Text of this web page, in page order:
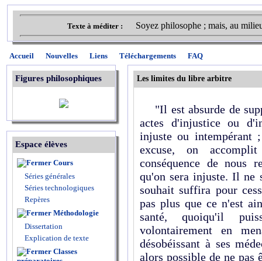
Texte à méditer : Soyez philosophe ; mais, au
Accueil Nouvelles Liens Téléchargements FAQ
Figures philosophiques
Espace élèves
Cours
Séries générales
Séries technologiques
Repères
Méthodologie
Dissertation
Explication de texte
Classes
Les limites du libre arbitre
"Il est absurde de
actes d'injustice ou
injuste ou intempérant
excuse, on
conséquence de nous
qu'on sera injuste. Il ne
souhait suffira pour
pas plus que ce n'est
santé, quoiqu'il
volontairement en
désobéissant à ses
alors possible de ne pas